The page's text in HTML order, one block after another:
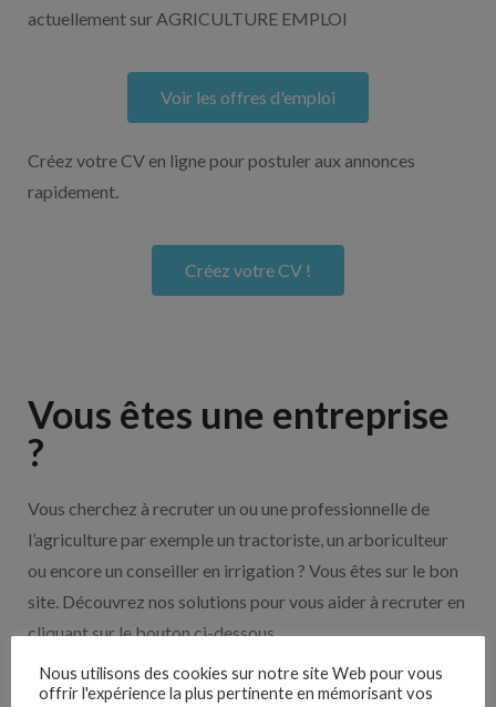
actuellement sur AGRICULTURE EMPLOI
Voir les offres d'emploi
Créez votre CV en ligne pour postuler aux annonces
rapidement.
Créez votre CV !
Vous êtes une entreprise
?
Vous cherchez à recruter un ou une professionnelle de
l’agriculture par exemple un tractoriste, un arboriculteur
ou encore un conseiller en irrigation ? Vous êtes sur le bon
site. Découvrez nos solutions pour vous aider à recruter en
cliquant sur le bouton ci-dessous.
Nos solutions entreprises
Nous utilisons des cookies sur notre site Web pour vous
offrir l'expérience la plus pertinente en mémorisant vos